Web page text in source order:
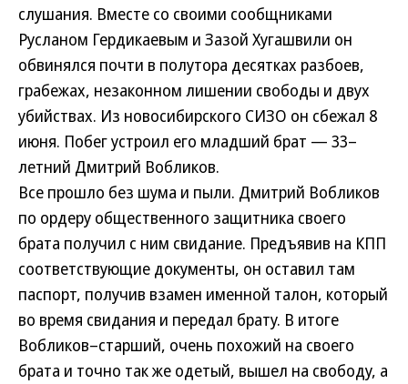
слушания. Вместе со своими сообщниками
Русланом Гердикаевым и Зазой Хугашвили он
обвинялся почти в полутора десятках разбоев,
грабежах, незаконном лишении свободы и двух
убийствах. Из новосибирского СИЗО он сбежал 8
июня. Побег устроил его младший брат — 33–
летний Дмитрий Вобликов.
Все прошло без шума и пыли. Дмитрий Вобликов
по ордеру общественного защитника своего
брата получил с ним свидание. Предъявив на КПП
соответствующие документы, он оставил там
паспорт, получив взамен именной талон, который
во время свидания и передал брату. В итоге
Вобликов–старший, очень похожий на своего
брата и точно так же одетый, вышел на свободу, а